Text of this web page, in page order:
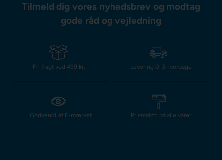
Tilmeld dig vores nyhedsbrev og modtag
gode råd og vejledning
Fri fragt ved 499 kr.,- Levering 0-3 hverdage
Godkendt af E-mærket Prismatch på alle varer